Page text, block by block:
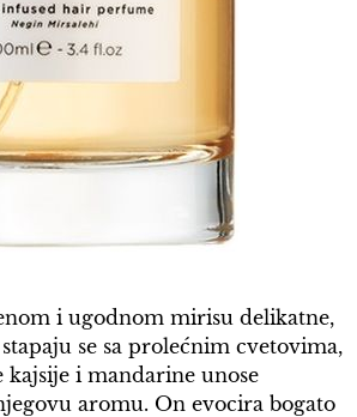
i ugodnom mirisu delikatne,
se sa prolećnim cvetovima,
i mandarine unose
aromu. On evocira bogato